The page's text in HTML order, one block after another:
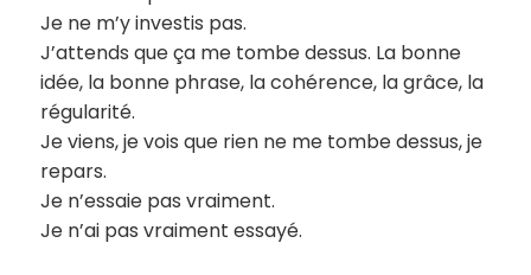
Je ne m’y investis pas.
J’attends que ça me tombe dessus. La bonne
idée, la bonne phrase, la cohérence, la grâce, la
régularité.
Je viens, je vois que rien ne me tombe dessus, je
repars.
Je n’essaie pas vraiment.
Je n’ai pas vraiment essayé.